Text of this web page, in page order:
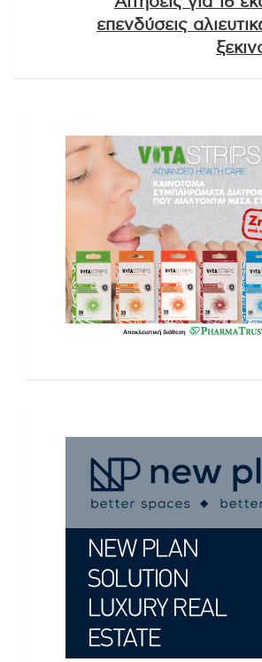
επενδύσεις